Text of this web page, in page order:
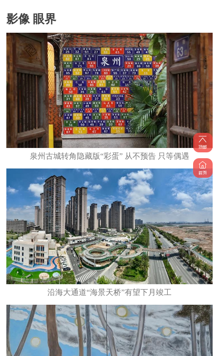
影像 眼界
泉州古城转角隐藏版“彩蛋” 从不预告 只等偶遇
沿海大通道“海景天桥”有望下月竣工